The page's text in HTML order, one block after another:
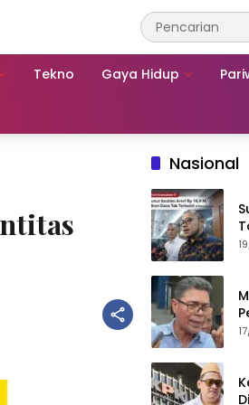
Tekno Gaya Hidup
Nasional